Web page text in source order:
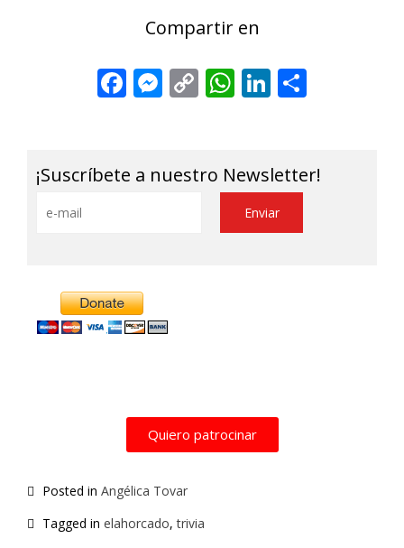
Compartir en
Facebook
Messenger
CopyWhatsApp
LinkedIn
¡Suscríbete a nuestro Newsletter!
Quiero patrocinar
Posted in Angélica Tovar
Tagged in elahorcado,trivia